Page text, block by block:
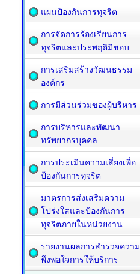
แผนป้องกันการทุจริต
การจัดการร้องเรียนการ
ทุจริตและประพฤติมิชอบ
การเสริมสร้างวัฒนธรรม
องค์กร
การมีส่วนร่วมของผู้บริหาร
การบริหารและพัฒนา
ทรัพยากรบุคคล
การประเมินความเสี่ยงเพื่อ
ป้องกันการทุจริต
มาตรการส่งเสริมความ
โปร่งใสและป้องกันการ
ทุจริตภายในหน่วยงาน
รายงานผลการสำรวจความ
พึงพอใจการให้บริการ